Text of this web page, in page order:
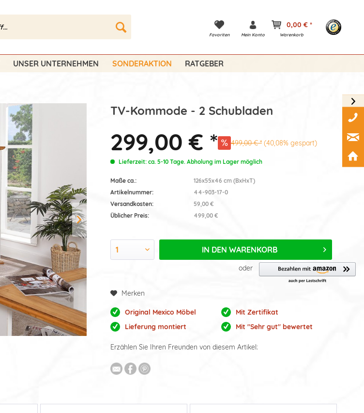
Favoriten Mein Konto
0,00 € *
Warenkorb
UNSER UNTERNEHMEN SONDERAKTION RATGEBER
TV-Kommode - 2 Schubladen
299,00 € * 499,00 € * (40,08% gespart)
Lieferzeit: ca. 5-10 Tage. Abholung im Lager möglich
Maße ca.:
126x55x46 cm (BxHxT)
Artikelnummer:
44-903-17-0
Versandkosten:
59,00 €
Üblicher Preis:
499,00 €
IN DEN WARENKORB
oder
Merken
Original Mexico Möbel
Mit Zertifikat
Lieferung montiert
Mit "Sehr gut" bewertet
Erzählen Sie Ihren Freunden von diesem Artikel: